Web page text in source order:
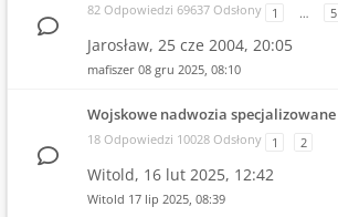
82 Odpowiedzi 69637 Odsłony 1 … 5
Jarosław, 25 cze 2004, 20:05
mafiszer 08 gru 2025, 08:10
Wojskowe nadwozia specjalizowane
18 Odpowiedzi 10028 Odsłony 1 2
Witold, 16 lut 2025, 12:42
Witold 17 lip 2025, 08:39